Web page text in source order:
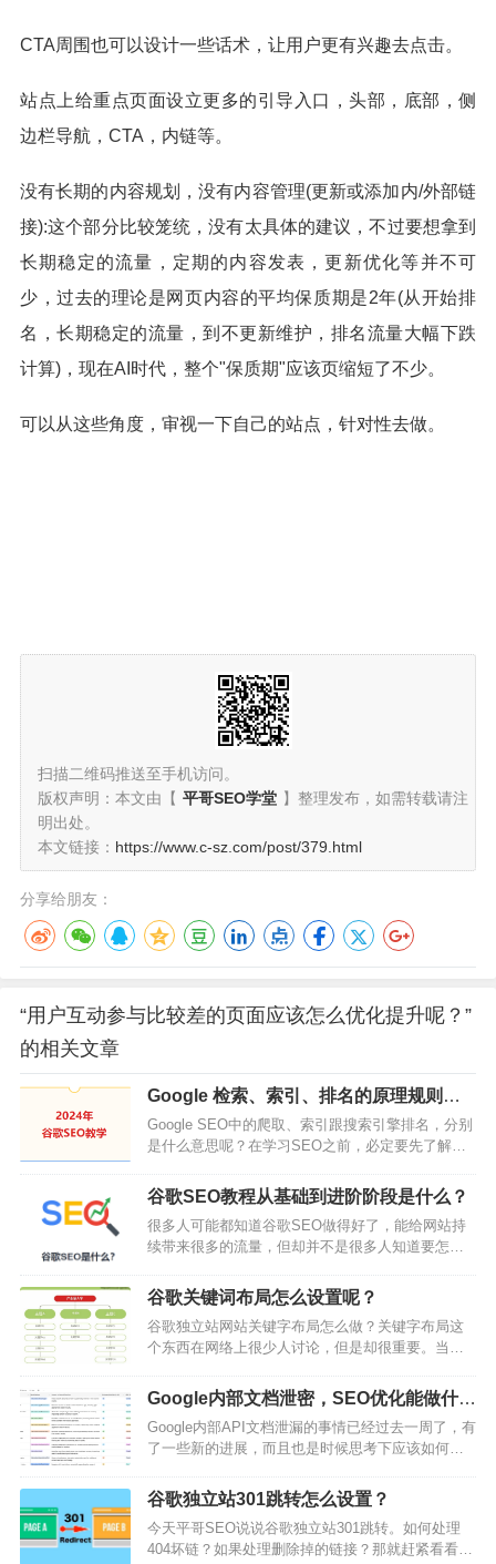
CTA周围也可以设计一些话术，让用户更有兴趣去点击。
站点上给重点页面设立更多的引导入口，头部，底部，侧
边栏导航，CTA，内链等。
没有长期的内容规划，没有内容管理(更新或添加内/外部链
接):这个部分比较笼统，没有太具体的建议，不过要想拿到
长期稳定的流量，定期的内容发表，更新优化等并不可
少，过去的理论是网页内容的平均保质期是2年(从开始排
名，长期稳定的流量，到不更新维护，排名流量大幅下跌
计算)，现在AI时代，整个"保质期"应该页缩短了不少。
可以从这些角度，审视一下自己的站点，针对性去做。
扫描二维码推送至手机访问。
版权声明：本文由【 平哥SEO学堂 】整理发布，如需转载请注
明出处。
本文链接： https://www.c-sz.com/post/379.html
分享给朋友：
“用户互动参与比较差的页面应该怎么优化提升呢？”
的相关文章
Google 检索、索引、排名的原理规则是
什么？
Google SEO中的爬取、索引跟搜索引擎排名，分别
是什么意思呢？在学习SEO之前，必定要先了解一
的那一瞬间，你的文章网址会经历：被找到、被爬
取（检索）、被索引，然后才能出现在Google搜索
引擎里面并且加入Google搜索结果的排名。上面的
这个过程，从网址被找到，一直到被爬取跟索引，
然后再到开始在Google搜索引擎排名，这就是
Google搜索引擎的…
谷歌SEO教程从基础到进阶阶段是什么？
很多人可能都知道谷歌SEO做得好了，能给网站持
续带来很多的流量，但却并不是很多人知道要怎么
而且搜索引擎算法也在不断变化，很难系统地进行
学习，所以今天，平哥SEO把谷歌SEO的核心知识
点，包括一些注意的地方都整理了出来，如果你是
刚开始接触谷歌SEO，建议可以收藏本文，以后有
需要的话随时可以打开来复习。需要掌握的核心要
点搜索引擎的工作原理站内SEO和站外S…
谷歌关键词布局怎么设置呢？
谷歌独立站网站关键字布局怎么做？关键字布局这
个东西在网络上很少人讨论，但是却很重要。当你
试撰写一份初步的关键字布局图，懂得针对你所处
的产业进行关键字布局，你才能有策略地进行SEO
写作，少了关键字布局，你会变得乱枪打鸟、打法
凌乱，进行关键字攻略的时候没有步骤、失去节
奏。一但你能制作出一份初步的关键字布局图，你
就能很有节奏的去操作每个重要的关键字排名，逐
Google内部文档泄密，SEO优化能做什
么？
Google内部API文档泄漏的事情已经过去一周了，有
了一些新的进展，而且也是时候思考下应该如何调
出了回应。承认了这份文档是内部文档，不过也提
醒这个文档是“缺少背景信息、过时、不完整的信
息”，而且也说Google一直在分享搜索系统的运行规
则，并保护排名不被操纵。完整表述是：“我们建议
谷歌独立站301跳转怎么设置？
今天平哥SEO说说谷歌独立站301跳转。如何处理
404坏链？如果处理删除掉的链接？那就赶紧看看这